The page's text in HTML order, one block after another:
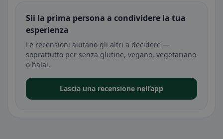
Sii la prima persona a condividere la tua
esperienza
Le recensioni aiutano gli altri a decidere —
soprattutto per senza glutine, vegano, vegetariano
o halal.
Lascia una recensione nell’app